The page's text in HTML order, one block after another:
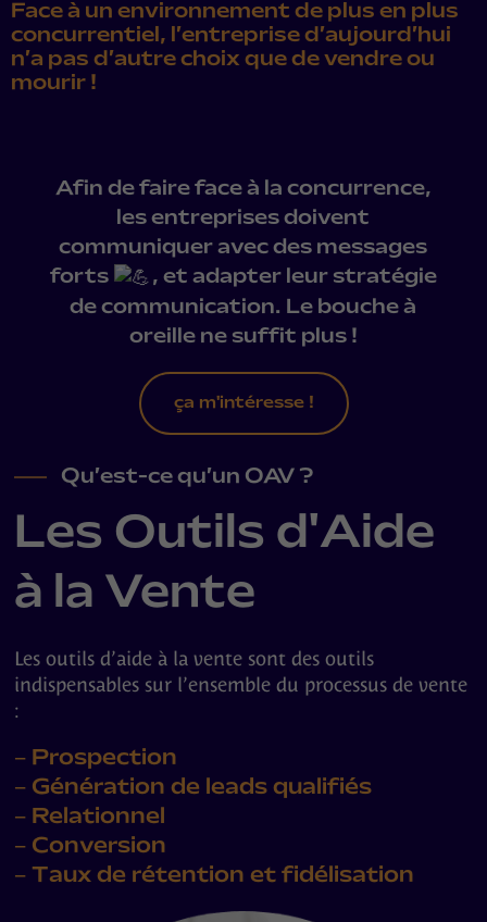
Face à un environnement de plus en plus
concurrentiel, l’entreprise d’aujourd’hui
n’a pas d’autre choix que de vendre ou
mourir !
Afin de faire face à la concurrence,
les entreprises doivent
communiquer avec des messages
forts
, et adapter leur stratégie
de communication. Le bouche à
oreille ne suffit plus !
ça m'intéresse !
Qu’est-ce qu’un OAV ?
Les Outils d'Aide
à la Vente
Les outils d’aide à la vente sont des outils
indispensables sur l’ensemble du processus de vente
:
– Prospection
– Génération de leads qualifiés
– Relationnel
– Conversion
– Taux de rétention et fidélisation